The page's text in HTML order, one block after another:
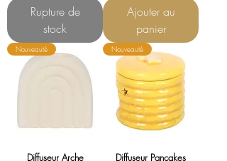
Rupture de
stock
Ajouter au
panier
Nouveauté
Diffuseur Arche
Nouveauté
Diffuseur Pancakes